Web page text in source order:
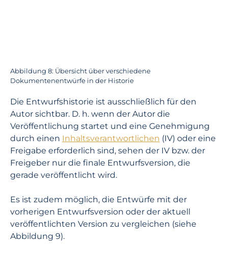
Abbildung 8: Übersicht über verschiedene
Dokumentenentwürfe in der Historie
Die Entwurfshistorie ist ausschließlich für den
Autor sichtbar. D. h. wenn der Autor die
Veröffentlichung startet und eine Genehmigung
durch einen Inhaltsverantwortlichen (IV) oder eine
Freigabe erforderlich sind, sehen der IV bzw. der
Freigeber nur die finale Entwurfsversion, die
gerade veröffentlicht wird.
Es ist zudem möglich, die Entwürfe mit der
vorherigen Entwurfsversion oder der aktuell
veröffentlichten Version zu vergleichen (siehe
Abbildung 9).